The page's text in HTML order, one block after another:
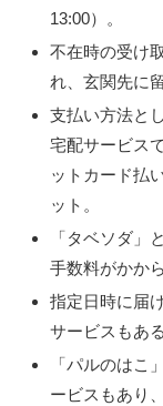
13:00）。
不在時の受け
れ、玄関先に
支払い方法と
宅配サービス
ットカード払
ット。
「タベソダ」
手数料がかか
指定日時に届
サービスもあ
「パルのはこ
ービスもあり